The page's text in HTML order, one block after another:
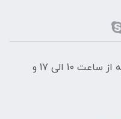
زمان پاسخگویی از شنبه تا چهارشنبه از ساعت 10 الی 17 و